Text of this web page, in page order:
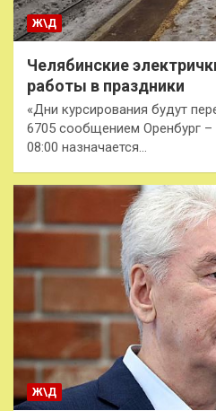
Ж\Д
Челябинские
работы в праздники
«Дни курсирования будут
6705 сообщением Оренбург –
08:00 назначается…
Ж\Д